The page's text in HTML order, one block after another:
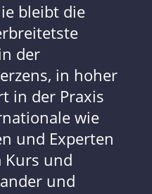
bleibt die
der
in hoher
in der Praxis
wie
und Experten
Kurs und
und